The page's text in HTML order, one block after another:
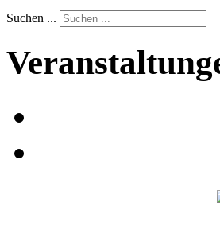
Suchen ...